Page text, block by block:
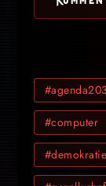
#computer